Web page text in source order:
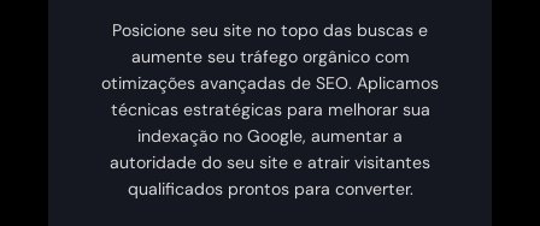
Posicione seu site no topo das buscas e
aumente seu tráfego orgânico com
otimizações avançadas de SEO. Aplicamos
técnicas estratégicas para melhorar sua
indexação no Google, aumentar a
autoridade do seu site e atrair visitantes
qualificados prontos para converter.